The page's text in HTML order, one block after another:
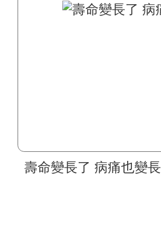
壽命變長了 病痛也變長